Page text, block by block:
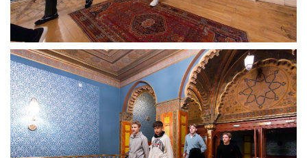
VEZETŐSÉG